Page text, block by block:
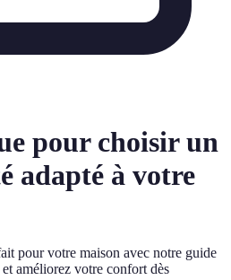
pour choisir un
adapté à votre
pour votre maison avec notre guide
améliorez votre confort dès